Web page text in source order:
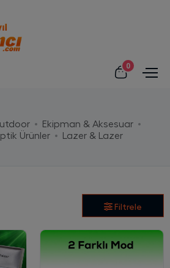
0
Ekipman & Aksesuar
Ürünler
Lazer & Lazer
Filtrele